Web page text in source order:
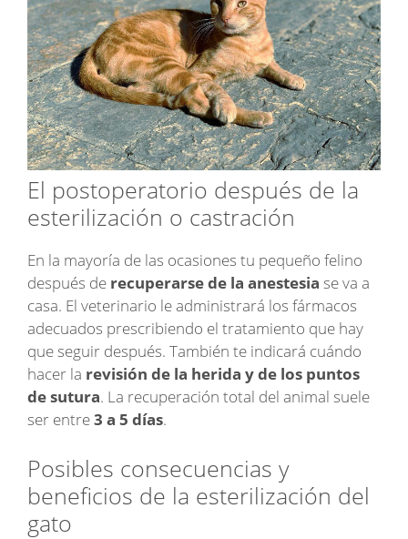
El postoperatorio después de la
esterilización o castración
En la mayoría de las ocasiones tu pequeño felino
después de recuperarse de la anestesia se va a
casa. El veterinario le administrará los fármacos
adecuados prescribiendo el tratamiento que hay
que seguir después. También te indicará cuándo
hacer la revisión de la herida y de los puntos
de sutura. La recuperación total del animal suele
ser entre3 a 5 días.
Posibles consecuencias y
beneficios de la esterilización del
gato